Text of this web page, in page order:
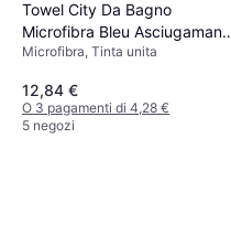
Towel City Da Bagno
Microfibra Bleu Asciugamano
Blu, Multicolore
Microfibra, Tinta unita
12,84 €
O 3 pagamenti di 4,28 €
5 negozi